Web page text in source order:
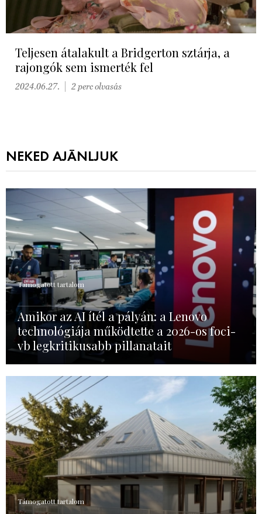
Teljesen átalakult a Bridgerton sztárja, a
rajongók sem ismerték fel
2024.06.27. 2 perc olvasás
NEKED AJÁNLJUK
Támogatott tartalom
Amikor az AI ítél a pályán: a Lenovo
technológiája működtette a 2026-os foci-
vb legkritikusabb pillanatait
Támogatott tartalom